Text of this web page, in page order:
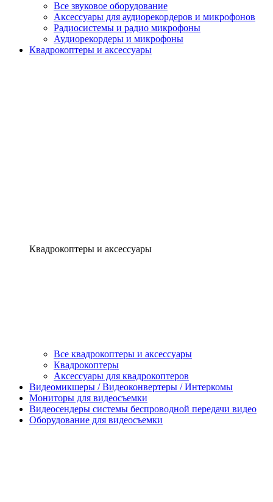
Все звуковое оборудование
Аксессуары для аудиорекордеров и микрофонов
Радиосистемы и радио микрофоны
Аудиорекордеры и микрофоны
Квадрокоптеры и аксессуары
Квадрокоптеры и аксессуары
Все квадрокоптеры и аксессуары
Квадрокоптеры
Аксессуары для квадрокоптеров
Видеомикшеры / Видеоконвертеры / Интеркомы
Мониторы для видеосъемки
Видеосендеры системы беспроводной передачи видео
Оборудование для видеосъемки